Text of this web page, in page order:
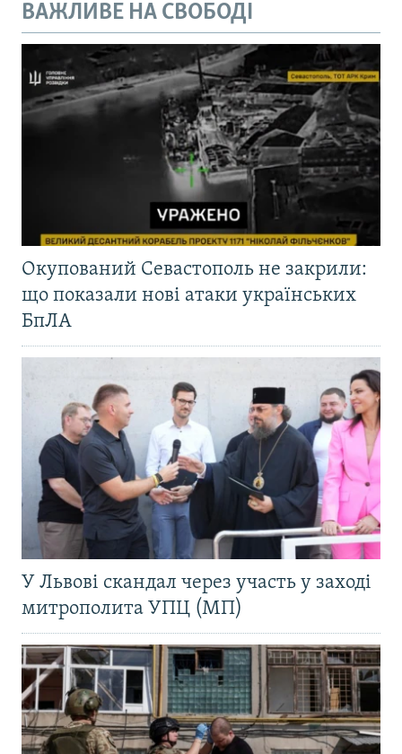
ВАЖЛИВЕ НА СВОБОДІ
Окупований Севастополь не закрили:
що показали нові атаки українських
БпЛА
У Львові скандал через участь у заході
митрополита УПЦ (МП)